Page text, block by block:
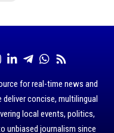
for real-time news and
deliver concise, multilingual
local events, politics,
unbiased journalism since